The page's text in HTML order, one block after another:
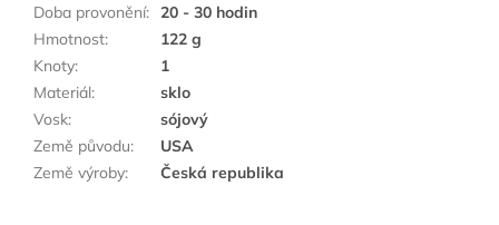
Doba provonění: 20 - 30 hodin
Hmotnost:
122 g
Knoty:
1
Materiál:
sklo
Vosk:
sójový
Země původu:
USA
Země výroby: Česká republika